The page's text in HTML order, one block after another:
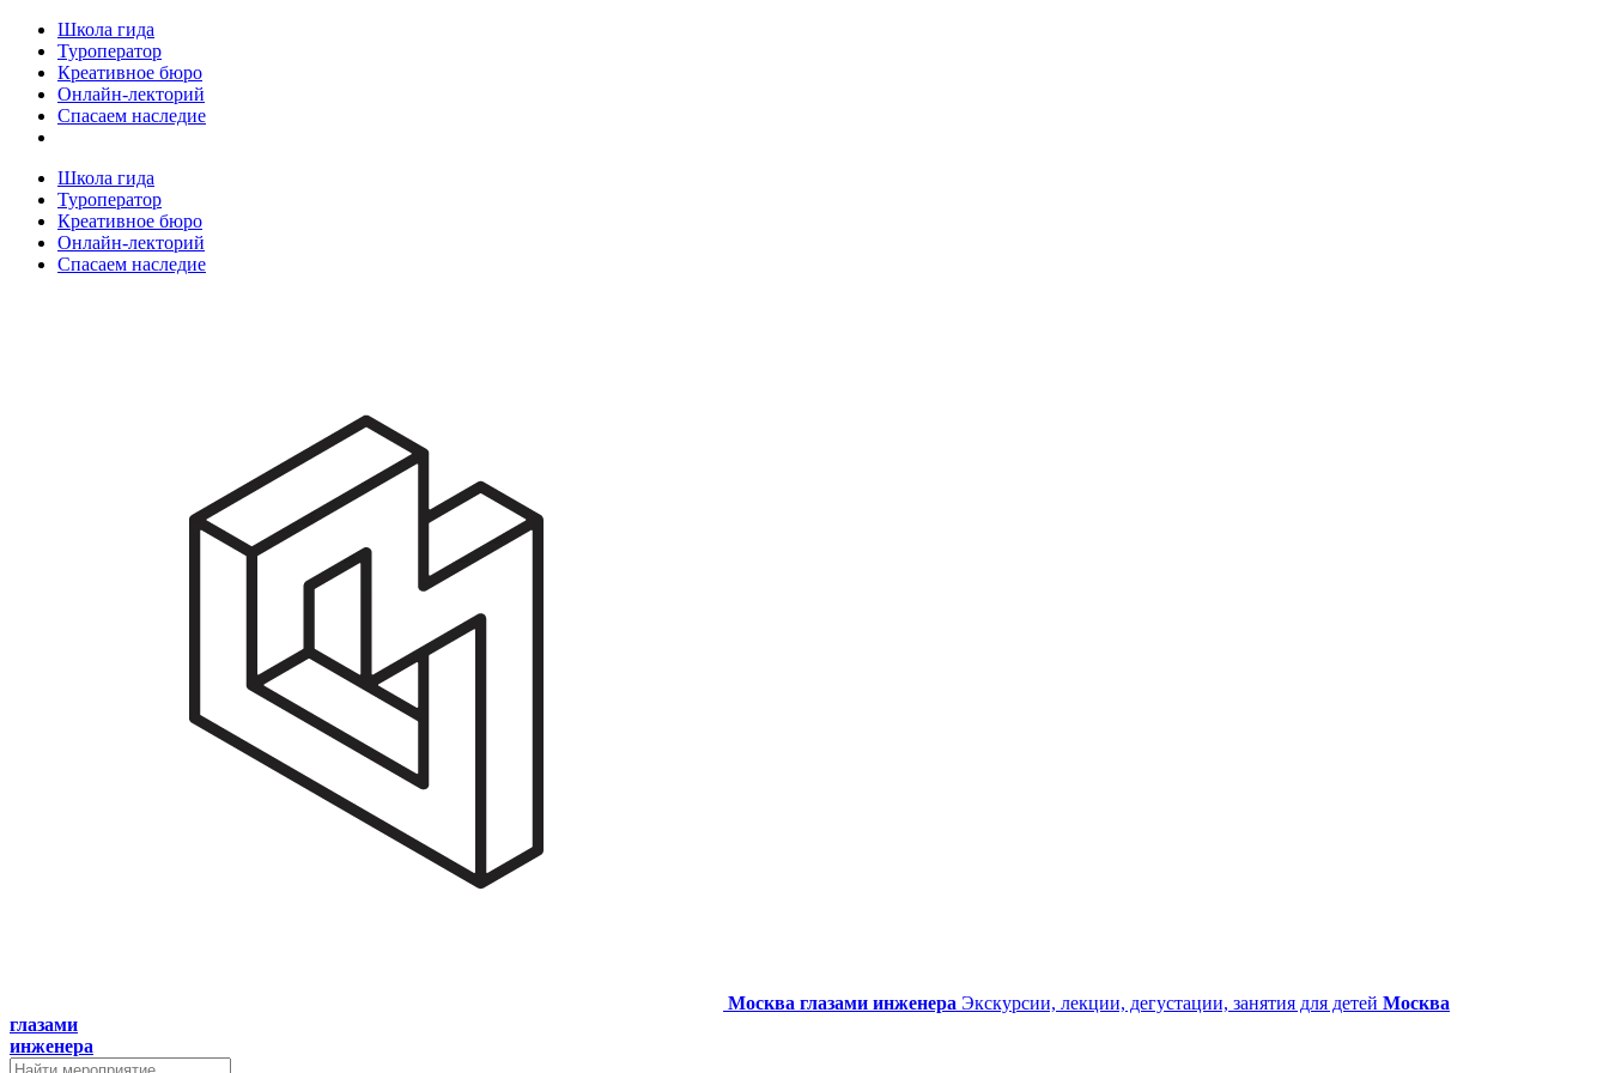
Школа гида
Туроператор
Креативное бюро
Онлайн-лекторий
Спасаем наследие
Школа гида
Туроператор
Креативное бюро
Онлайн-лекторий
Спасаем наследие
Москва глазами инженера Экскурсии, лекции, дегустации, занятия для детей Москва
глазами
инженера